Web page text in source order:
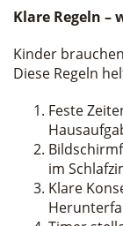
Klare Regeln –
Kinder
Diese Regeln
Feste
im
Klare